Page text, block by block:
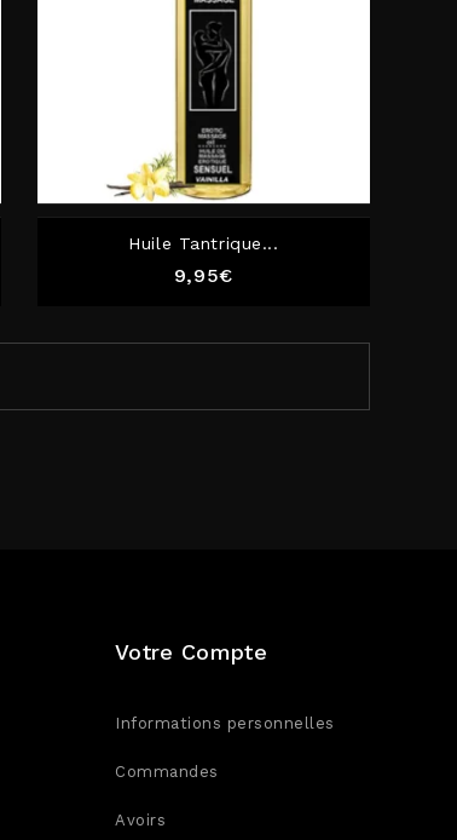
Huile Tantrique...
9,95€
Votre Compte
Informations personnelles
Commandes
Avoirs